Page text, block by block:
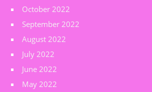
October 2022
September 2022
August 2022
July 2022
June 2022
May 2022